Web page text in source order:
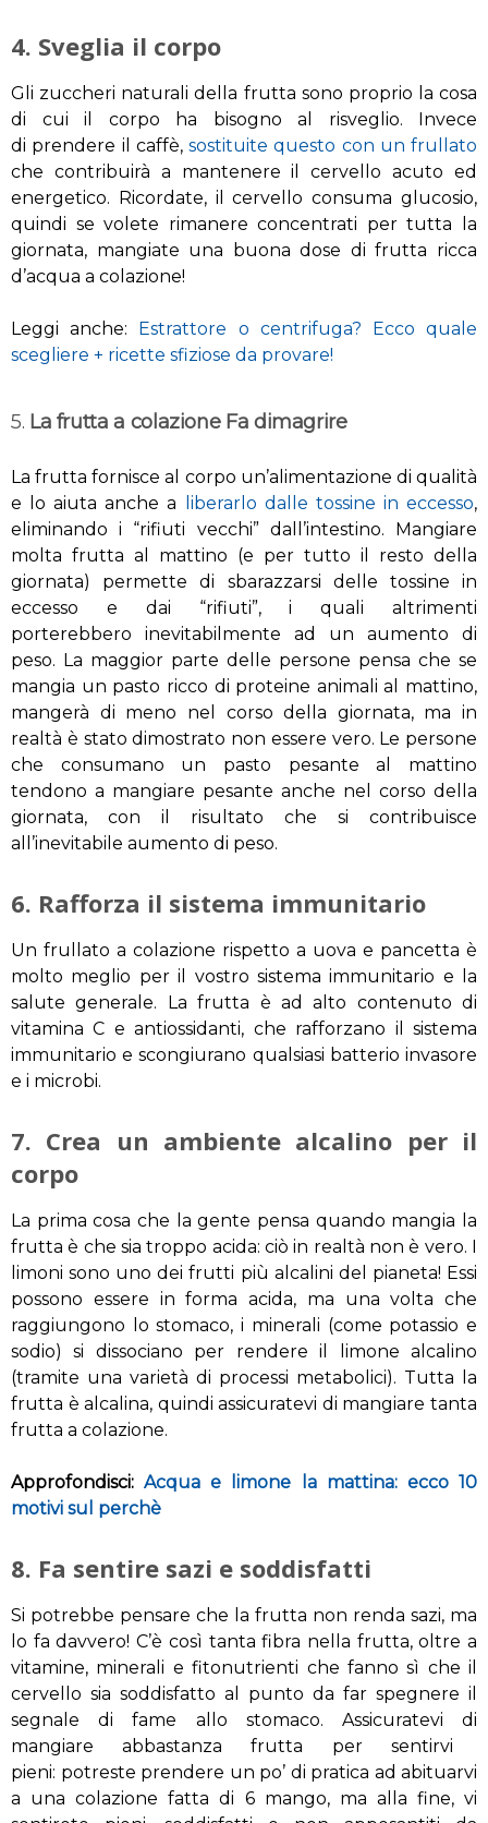
4. Sveglia il corpo
Gli zuccheri naturali della frutta sono proprio a cosa
di cui il corpo ha bisogno al risveglio. Invece
di prendere il caffè, sostituite questo con un frullato
che contribuirà a mantenere il cervello acuto ed
energetico. Ricordate, il cervello consumaglucosio,
quindi sevolete rimanere concentrati per tutta la
giornata, mangiate una buona dose di frutta ricca
d’acqua a colazione!
Leggi anche: Estrattore o centrifuga? Ecco quale
scegliere + ricette sfiziose da provare!
5. La frutta a colazione Fa dimagrire
La frutta fornisce al corpo un’alimentazione di qualità
e loaiuta anche a liberarlo dalle tossine in eccesso,
el iminandoi “rifiuti vecchi” dall’intestino. Mangiare
molta frutta al mattino (e per tutto il resto della
giornata) permette di sbarazzarsi delle tossine
in
eccesso e dai “rifiuti”, i quali altrimenti
porterebbero inevitabilmente ad
un aumento di
peso. La maggior parte delle persone pensa che se
mangia un pasto ricco di proteine animali al mattino,
mangerà di meno nel corso della giornata, ma in
realtà è stato dimostrato non essere vero. Le persone
che consumano un pasto pesante
al mattino
tendono a mangiare pesante anche nel corso della
giornata, con il risultato che si contribuisce
a ll’inevitabile aumento di peso.
6. Rafforza il sistema immunitario
Un frullato a colazione rispetto a uova e pancetta è
molto meglio per il vostro sistema immunitario e la
salute generale. La frutta è ad alto contenuto di
vitamina C e antiossidanti, che rafforzano il sistema
immunitario e scongiurano qualsiasi batterio invasore
e i microbi.
7. Crea un ambiente alcalino per il
corpo
La prima cosa che la gente pensa quando mangia
la
frutta è che sia troppo acida: ciò in realtà non è vero. I
limoni sono uno dei frutti più alcalini del pianeta! Essi
possono essere in forma acida, ma
una volta che
raggiungono
lo stomaco,i minerali (come potassioe
sodio) si dissociano per rendere il limone alcalino
(tramite una varietà di processi metabolici). Tutta la
frutta è alcalina, quindi assicuratevi di mangiare tanta
frutta a colazione.
Approfondisci:Acqua e limone la mattina: ecco 10
motivi sul perchè
8. Fa sentire sazi e soddisfatti
Si potrebbe pensare che la frutta non renda sazi, ma
lo fa davvero!C’è così tanta fibra nella frutta,oltre a
vitamine, minerali e fitonutrienti che fanno sì che il
cervello sia soddisfatto al punto da far spegnere il
segnale
di fame allo stomaco. Assicuratevi di
mangiare
abbastanza frutta per
sentirvi
pieni: potreste prendere un po’ di pratica ad abituarvi
a una colazione fattadi 6 mango, ma alla fine,vi